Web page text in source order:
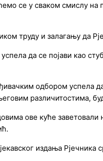
се у сваком смислу
труду и залагању да
да се појави као
одбором успела
различитостима,
ове куће
издања Рјечника